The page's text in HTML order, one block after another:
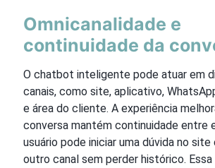
Omnicanalidade e
continuidade da
O chatbot inteligente pode atuar em
canais, como site, aplicativo,
e área do cliente. A experiência
conversa mantém continuidade entre
usuário pode iniciar uma dúvida no
outro canal sem perder histórico.